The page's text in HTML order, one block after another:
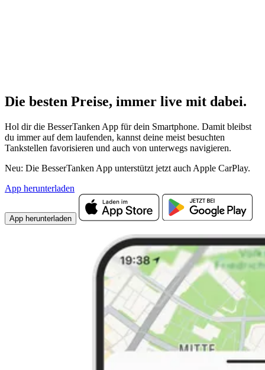
Die besten Preise, immer live mit dabei.
Hol dir die BesserTanken App für dein Smartphone. Damit bleibst
du immer auf dem laufenden, kannst deine meist besuchten
Tankstellen favorisieren und auch von unterwegs navigieren.
Neu: Die BesserTanken App unterstützt jetzt auch Apple CarPlay.
App herunterladen
App herunterladen